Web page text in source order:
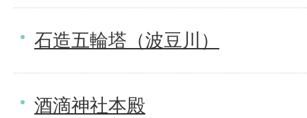
石造五輪塔（波豆川）
酒滴神社本殿